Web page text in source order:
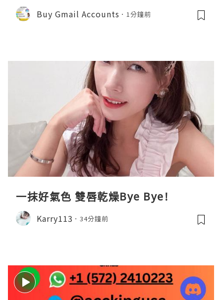
Buy Gmail Accounts 1分鐘前
一抹好氣色 雙唇乾燥Bye Bye!
Karry113 34分鐘前